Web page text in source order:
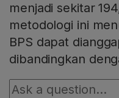
menjadi sekitar
metodologi ini
BPS dapat
dibandingkan